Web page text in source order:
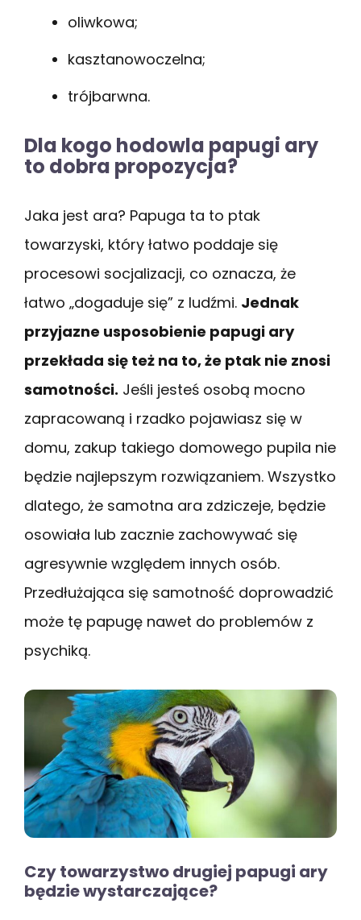
oliwkowa;
kasztanowoczelna;
trójbarwna.
Dla kogo hodowla papugi ary
to dobra propozycja?
Jaka jest ara? Papuga ta to ptak
towarzyski, który łatwo poddaje się
procesowi socjalizacji, co oznacza, że
łatwo „dogaduje się” z ludźmi. Jednak
przyjazne usposobienie papugi ary
przekłada się też na to, że ptak nie znosi
samotności. Jeśli jesteś osobą mocno
zapracowaną i rzadko pojawiasz się w
domu, zakup takiego domowego pupila nie
będzie najlepszym rozwiązaniem. Wszystko
dlatego, że samotna ara zdziczeje, będzie
osowiała lub zacznie zachowywać się
agresywnie względem innych osób.
Przedłużająca się samotność doprowadzić
może tę papugę nawet do problemów z
psychiką.
Czy towarzystwo drugiej papugi ary
będzie wystarczające?